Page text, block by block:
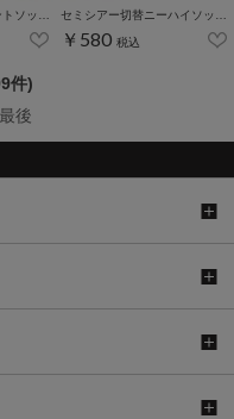
￥580 税込
件)
最後